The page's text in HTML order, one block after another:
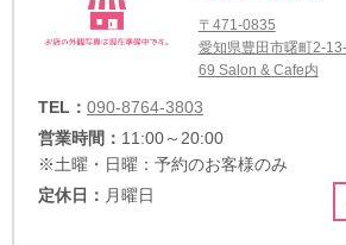
〒471-0835
愛知県豊田市曙町2-
69 Salon & Cafe内
TEL： 090-8764-3803
営業時間： 11:00～20:00
※土曜・日曜：予約のお客様のみ
定休日： 月曜日